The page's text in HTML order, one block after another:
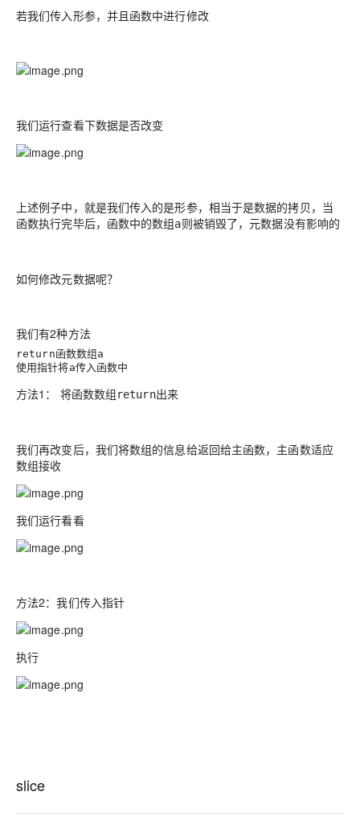
若我们传入形参，并且函数中进行修改
我们运行查看下数据是否改变
上述例子中，就是我们传入的是形参，相当于是数据的拷贝，当
函数执行完毕后，函数中的数组a则被销毁了，元数据没有影响的
如何修改元数据呢？
我们有2种方法
return函数数组a
使用指针将a传入函数中
方法1： 将函数数组return出来
我们再改变后，我们将数组的信息给返回给主函数，主函数适应
数组接收
我们运行看看
方法2：我们传入指针
执行
slice